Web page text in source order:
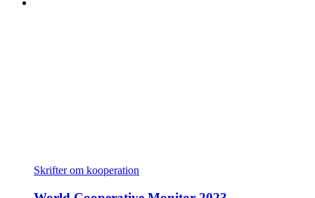
Skrifter om kooperation